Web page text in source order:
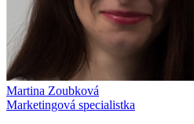
Martina Zoubková
Marketingová specialistka